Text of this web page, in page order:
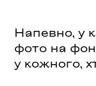
Напевно, у
фото на
у кожного,